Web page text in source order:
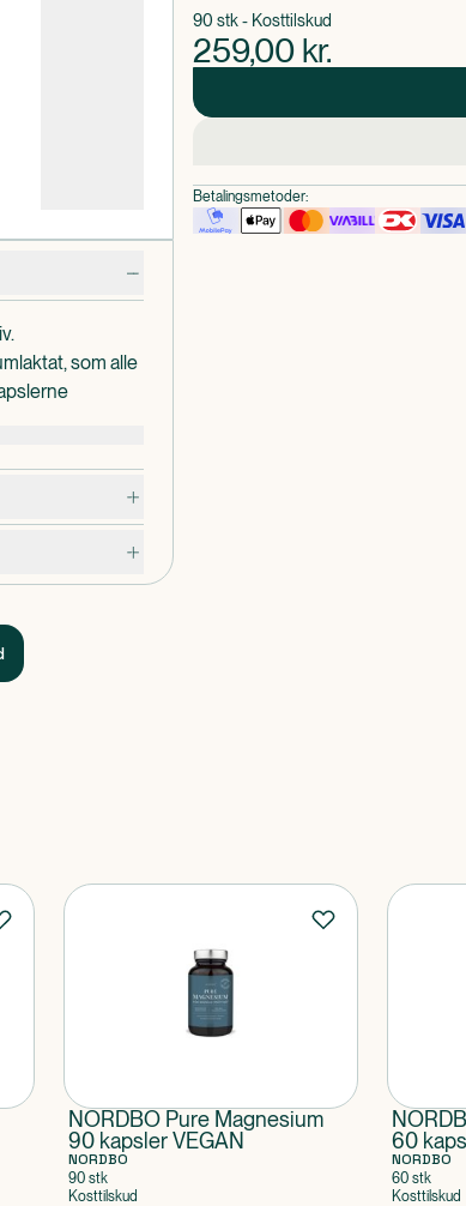
som alle
90 stk - Kosttilskud
259,00 kr.
Betalingsmetoder:
NORDBO Pure Magnesium
90 kapsler VEGAN
NORDBO
90 stk
Kosttilskud
60
NORDBO
60 stk
Kosttilskud